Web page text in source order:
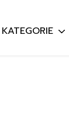
KATEGORIE